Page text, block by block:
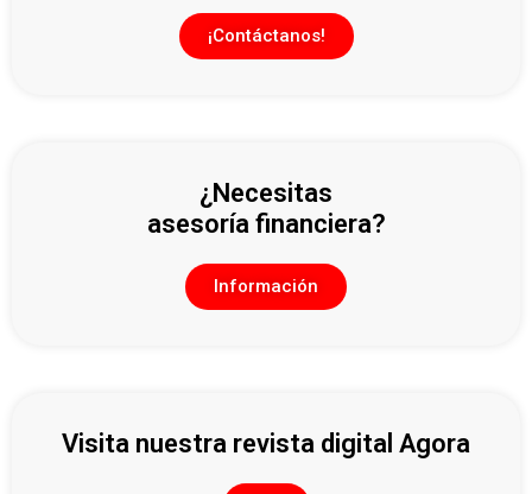
¡Contáctanos!
¿Necesitas
asesoría financiera?
Información
Visita nuestra revista digital Agora